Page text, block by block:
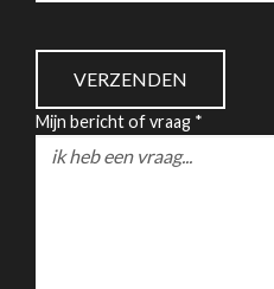
Mijn bericht of vraag *